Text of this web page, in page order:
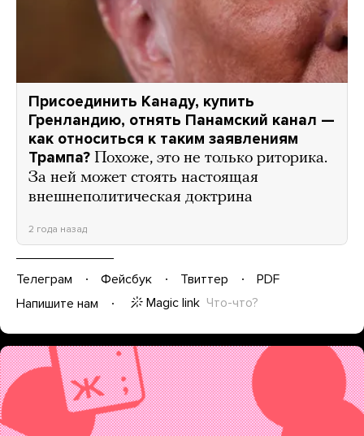
Присоединить Канаду, купить
Гренландию, отнять Панамский канал —
как относиться к таким заявлениям
Трампа? Похоже, это не только риторика.
За ней может стоять настоящая
внешнеполитическая доктрина
2 года назад
Телеграм Фейсбук Твиттер
PDF
Напишите нам
Magic link Что-что?